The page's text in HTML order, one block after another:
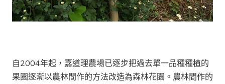
自2004年起，嘉道理農場已逐步把過去單一品種種植的
果園逐漸以農林間作的方法改造為森林花園。農林間作的